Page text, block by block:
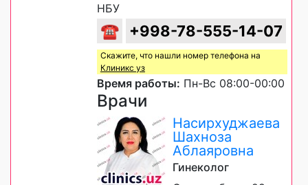
НБУ
☎ +998-78-555-14-07
Скажите, что нашли номер телефона на
Клиникс уз
Время работы: Пн-Вс 08:00-00:00
Врачи
Насирхуджаева
Шахноза
Аблаяровна
Гинеколог